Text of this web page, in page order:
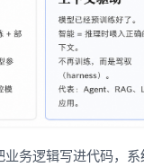
务逻辑写进代码，